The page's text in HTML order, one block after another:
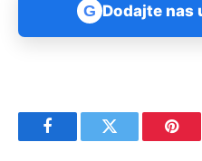
G Dodajte nas
FacebookTwitter